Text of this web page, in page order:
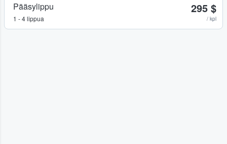
Pääsylippu
1 - 4 lippua
295 $
/ kpl